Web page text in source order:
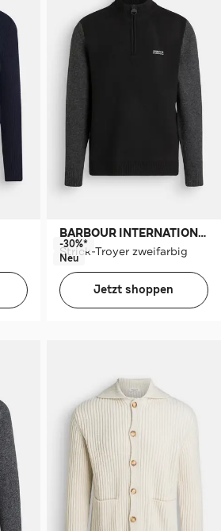
BARBOUR INTERNATIONAL
Strick-Troyer zweifarbig
-30%*
Neu
Jetzt shoppen